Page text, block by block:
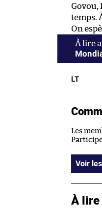
Govou,
temps.
On
LT
Les
À